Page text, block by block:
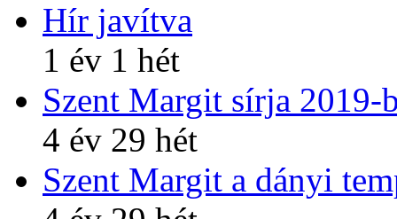
Hír javítva
1 év 1 hét
Szent Margit sírja 2019-
4 év 29 hét
Szent Margit a dányi